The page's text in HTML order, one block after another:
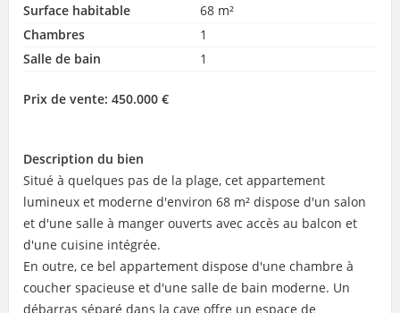
Surface habitable
68 m²
Chambres
1
Salle de bain
1
Prix de vente: 450.000 €
Description du bien
Situé à quelques pas de la plage, cet appartement
lumineux et moderne d'environ 68 m² dispose d'un salon
et d'une salle à manger ouverts avec accès au balcon et
d'une cuisine intégrée.
En outre, ce bel appartement dispose d'une chambre à
coucher spacieuse et d'une salle de bain moderne. Un
débarras séparé dans la cave offre un espace de